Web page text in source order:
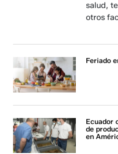
salud,
otros
Feriado
Ecuador
de
en